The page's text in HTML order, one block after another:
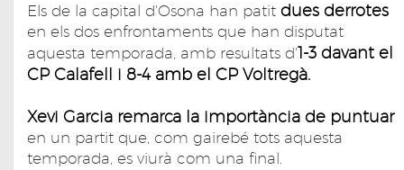
Els de la capital d'Osona han patit dues derrotes
en els dos enfrontaments que han disputat
aquesta temporada, amb resultats d'1-3 davant el
CP Calafell i 8-4 amb el CP Voltregà.
Xevi Garcia remarca la importància de puntuar
en un partit que, com gairebé tots aquesta
temporada, es viurà com una final.